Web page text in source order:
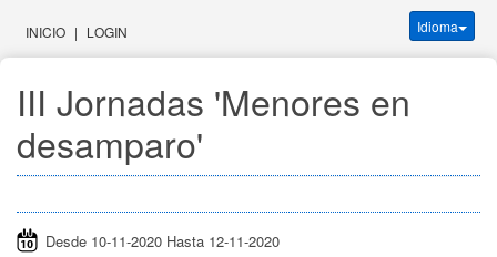
INICIO | LOGIN Idioma
III Jornadas 'Menores en
desamparo'
Desde 10-11-2020 Hasta 12-11-2020